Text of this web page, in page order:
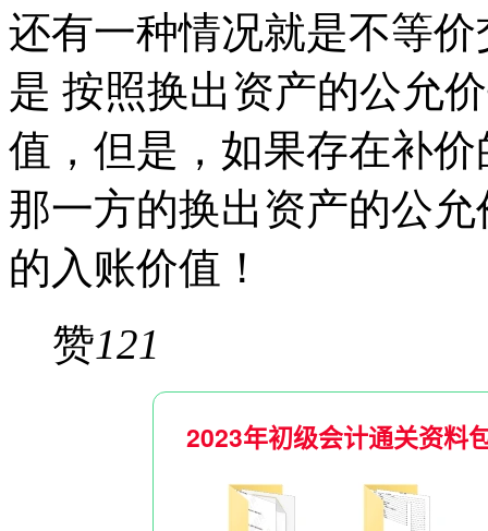
还有一种情况就是不等
是 按照换出资产的公允
值，但是，如果存在补
那一方的换出资产的公
的入账价值！
赞121